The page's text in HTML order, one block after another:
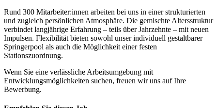
Rund 300 Mitarbeiter:innen arbeiten bei uns in einer strukturierten
und zugleich persönlichen Atmosphäre. Die gemischte Altersstruktur
verbindet langjährige Erfahrung – teils über Jahrzehnte – mit neuen
Impulsen. Flexibilität bieten sowohl unser individuell gestaltbarer
Springerpool als auch die Möglichkeit einer festen
Stationszuordnung.
Wenn Sie eine verlässliche Arbeitsumgebung mit
Entwicklungsmöglichkeiten suchen, freuen wir uns auf Ihre
Bewerbung.